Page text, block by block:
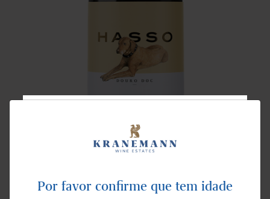
Este vinho é uma homenagem ao Hasso, o nosso
confiança, tanto nas aventuras como nos dias
Por favor confirme que tem idade
NEWSLETTER